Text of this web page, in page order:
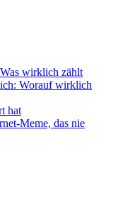
wirklich zählt
Worauf wirklich
hat
Meme, das nie